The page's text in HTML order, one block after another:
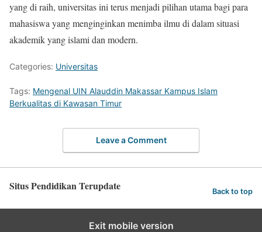
yang di raih, universitas ini terus menjadi pilihan utama bagi para
mahasiswa yang menginginkan menimba ilmu di dalam situasi
akademik yang islami dan modern.
Categories: Universitas
Tags: Mengenal UIN Alauddin Makassar Kampus Islam
Berkualitas di Kawasan Timur
Leave a Comment
Situs Pendidikan Terupdate Back to top
Exit mobile version